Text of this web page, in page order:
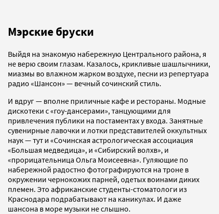
Мэрские бруски
Выйдя на знакомую набережную Центрального района, я
не верю своим глазам. Казалось, крикливые шашлычники,
миазмы во влажном жарком воздухе, песни из репертуара
радио «Шансон» — вечный сочинский стиль.
И вдруг — вполне приличные кафе и рестораны. Модные
дискотеки с «гоу-дансерами», танцующими для
привлечения публики на постаментах у входа. Занятные
сувенирные лавочки и лотки представителей оккультных
наук — тут и «Сочинская астрологическая ассоциация
«Большая медведица», и «Сибирский волхв», и
«прорицательница Ольга Моисеевна». Гуляющие по
набережной радостно фотографируются на троне в
окружении чернокожих парней, одетых воинами диких
племен. Это африканские студенты-стоматологи из
Краснодара подрабатывают на каникулах. И даже
шансона в море музыки не слышно.